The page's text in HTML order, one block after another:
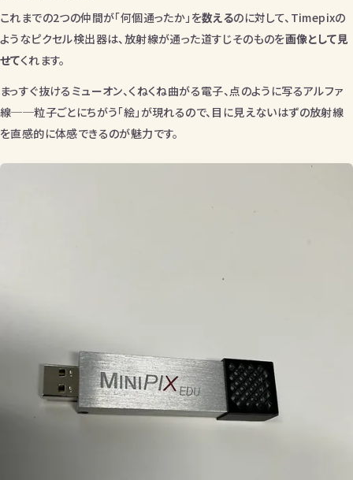
これまでの2つの仲間が「何個通ったか」を数えるのに対して、Timepixの
ようなピクセル検出器は、放射線が通った道すじそのものを画像として見
せてくれます。
まっすぐ抜けるミューオン、くねくね曲がる電子、点のように写るアルファ
線──粒子ごとにちがう「絵」が現れるので、目に見えないはずの放射線
を直感的に体感できるのが魅力です。